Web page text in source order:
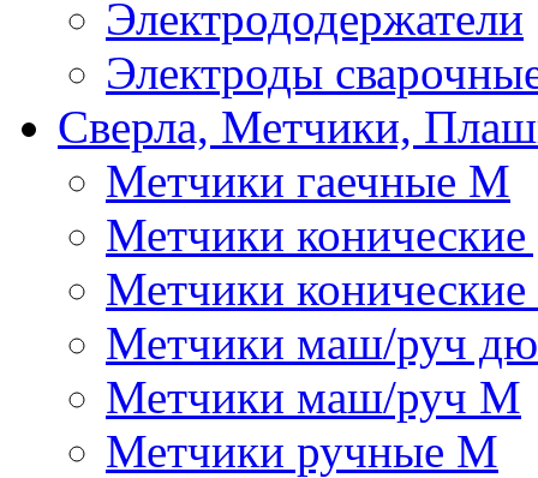
Электрододержатели
Электроды
Сверла, Метчики,
Метчики гаечные М
Метчики
Метчики
Метчики маш/руч
Метчики маш/руч М
Метчики ручные М